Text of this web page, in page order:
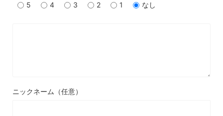
5 4 3 2 1 なし
ニックネーム（任意）